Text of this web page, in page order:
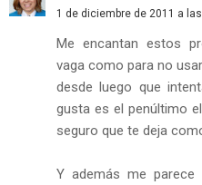
1 de diciembre de 2011 a
Me encantan estos
vaga como para no
desde luego que
gusta es el penúltimo
seguro que te deja
Y además me parece